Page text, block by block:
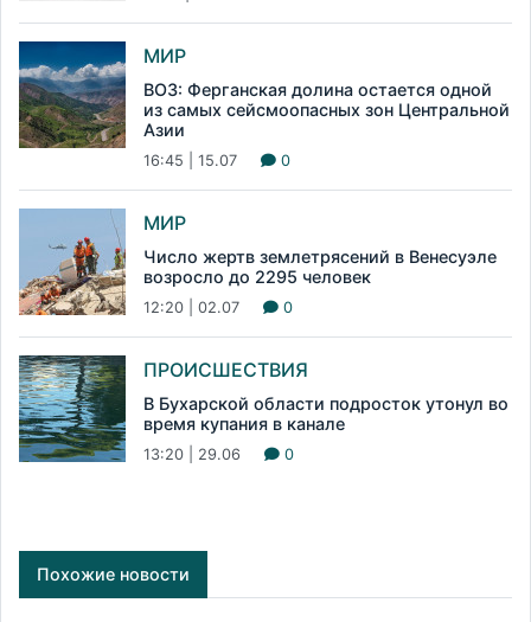
МИР
ВОЗ: Ферганская долина остается одной
из самых сейсмоопасных зон Центральной
Азии
16:45 | 15.07 0
МИР
Число жертв землетрясений в Венесуэле
возросло до 2295 человек
12:20 | 02.07 0
ПРОИСШЕСТВИЯ
В Бухарской области подросток утонул во
время купания в канале
13:20 | 29.06 0
Похожие новости